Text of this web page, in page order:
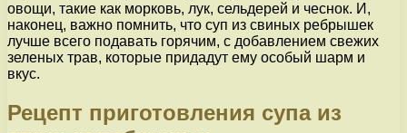
овощи, такие как морковь, лук, сельдерей и чеснок. И,
наконец, важно помнить, что суп из свиных ребрышек
лучше всего подавать горячим, с добавлением свежих
зеленых трав, которые придадут ему особый шарм и
вкус.
Рецепт приготовления супа из